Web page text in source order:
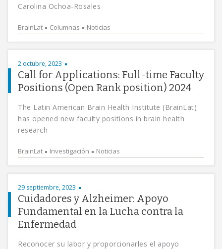
Carolina Ochoa-Rosales
BrainLat Columnas Noticias
2 octubre, 2023
Call for Applications: Full-time Faculty
Positions (Open Rank position) 2024
The Latin American Brain Health Institute (BrainLat)
has opened new faculty positions in brain health
research
BrainLat Investigación Noticias
29 septiembre, 2023
Cuidadores y Alzheimer: Apoyo
Fundamental en la Lucha contra la
Enfermedad
Reconocer su labor y proporcionarles el apoyo